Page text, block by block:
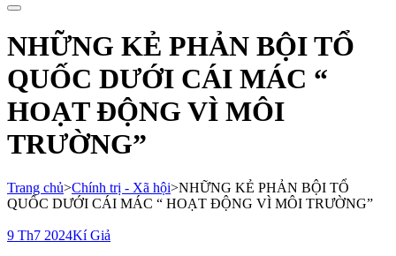
cho:
NHỮNG KẺ PHẢN BỘI TỔ
QUỐC DƯỚI CÁI MÁC “
HOẠT ĐỘNG VÌ MÔI
TRƯỜNG”
Trang chủ>Chính trị - Xã hội>NHỮNG KẺ PHẢN BỘI TỔ
QUỐC DƯỚI CÁI MÁC “ HOẠT ĐỘNG VÌ MÔI TRƯỜNG”
9 Th7 2024Kí Giả